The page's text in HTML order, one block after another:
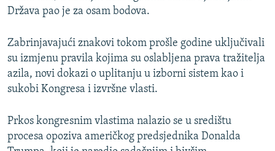
Država pao je za osam bodova.
Zabrinjavajući znakovi tokom prošle godine uključivali
su izmjenu pravila kojima su oslabljena prava tražitelja
azila, novi dokazi o uplitanju u izborni sistem kao i
sukobi Kongresa i izvršne vlasti.
Prkos kongresnim vlastima nalazio se u središtu
procesa opoziva američkog predsjednika Donalda